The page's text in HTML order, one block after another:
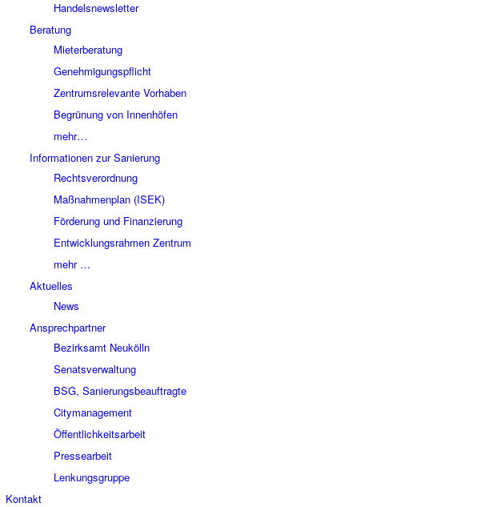
Handelsnewsletter
Beratung
Mieterberatung
Genehmigungspflicht
Zentrumsrelevante Vorhaben
Begrünung von Innenhöfen
mehr…
Informationen zur Sanierung
Rechtsverordnung
Maßnahmenplan (ISEK)
Förderung und Finanzierung
Entwicklungsrahmen Zentrum
mehr …
Aktuelles
News
Ansprechpartner
Bezirksamt Neukölln
Senatsverwaltung
BSG, Sanierungsbeauftragte
Citymanagement
Öffentlichkeitsarbeit
Pressearbeit
Lenkungsgruppe
Kontakt